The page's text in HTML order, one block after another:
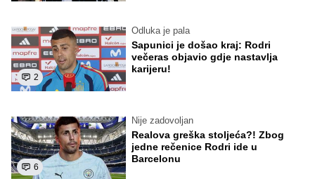
2
Odluka je pala
Sapunici je došao kraj: Rodri
večeras objavio gdje nastavlja
karijeru!
6
Nije zadovoljan
Realova greška stoljeća?! Zbog
jedne rečenice Rodri ide u
Barcelonu